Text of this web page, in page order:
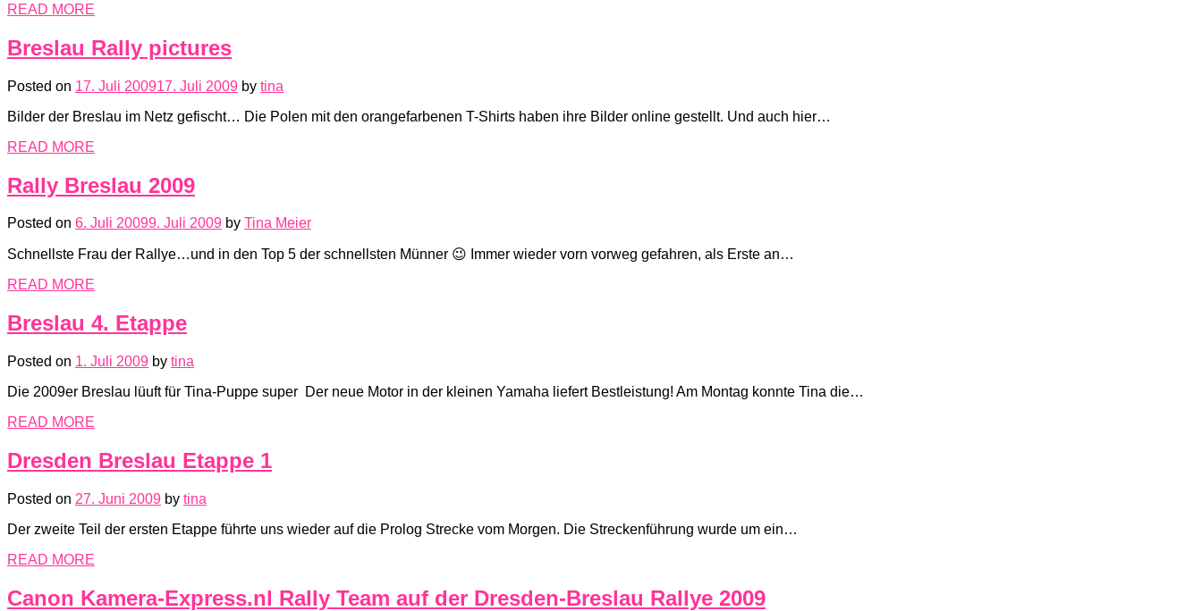
READ MORE
Breslau Rally pictures
Posted on 17. Juli 200917. Juli 2009 by tina
Bilder der Breslau im Netz gefischt… Die Polen mit den orangefarbenen T-Shirts haben ihre Bilder online gestellt. Und auch hier…
READ MORE
Rally Breslau 2009
Posted on 6. Juli 20099. Juli 2009 by Tina Meier
Schnellste Frau der Rallye…und in den Top 5 der schnellsten Münner 😉 Immer wieder vorn vorweg gefahren, als Erste an…
READ MORE
Breslau 4. Etappe
Posted on 1. Juli 2009 by tina
Die 2009er Breslau lüuft für Tina-Puppe super Der neue Motor in der kleinen Yamaha liefert Bestleistung! Am Montag konnte Tina die…
READ MORE
Dresden Breslau Etappe 1
Posted on 27. Juni 2009 by tina
Der zweite Teil der ersten Etappe führte uns wieder auf die Prolog Strecke vom Morgen. Die Streckenführung wurde um ein…
READ MORE
Canon Kamera-Express.nl Rally Team auf der Dresden-Breslau Rallye 2009